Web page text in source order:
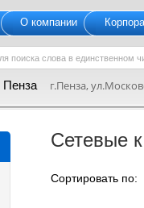
О компании
Пенза г.Пенза,
Сетевые
Сортировать